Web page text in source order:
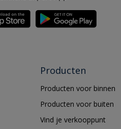
Producten
Producten voor binnen
Producten voor buiten
Vind je verkooppunt